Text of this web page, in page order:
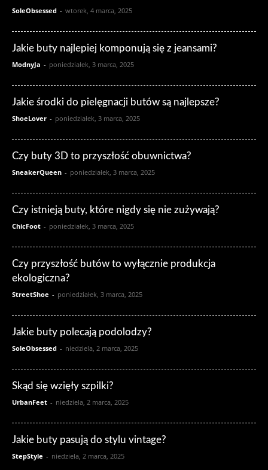
SoleObsessed - wtorek, 4 marca, 2025
Jakie buty najlepiej komponują się z jeansami?
ModnyJa - poniedziałek, 3 marca, 2025
Jakie środki do pielęgnacji butów są najlepsze?
ShoeLover - poniedziałek, 3 marca, 2025
Czy buty 3D to przyszłość obuwnictwa?
SneakerQueen - poniedziałek, 3 marca, 2025
Czy istnieją buty, które nigdy się nie zużywają?
ChicFoot - poniedziałek, 3 marca, 2025
Czy przyszłość butów to wyłącznie produkcja
ekologiczna?
StreetShoe - poniedziałek, 3 marca, 2025
Jakie buty polecają podolodzy?
SoleObsessed - niedziela, 2 marca, 2025
Skąd się wzięły szpilki?
UrbanFeet - niedziela, 2 marca, 2025
Jakie buty pasują do stylu vintage?
StepStyle - niedziela, 2 marca, 2025